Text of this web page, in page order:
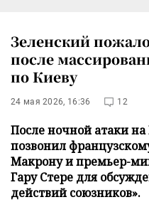
Зеленский
после
по Киеву
24 мая 2026, 16:36 12
После ночной атаки
позвонил
Макрону и премьер-
Гару Стере для
действий союзников».